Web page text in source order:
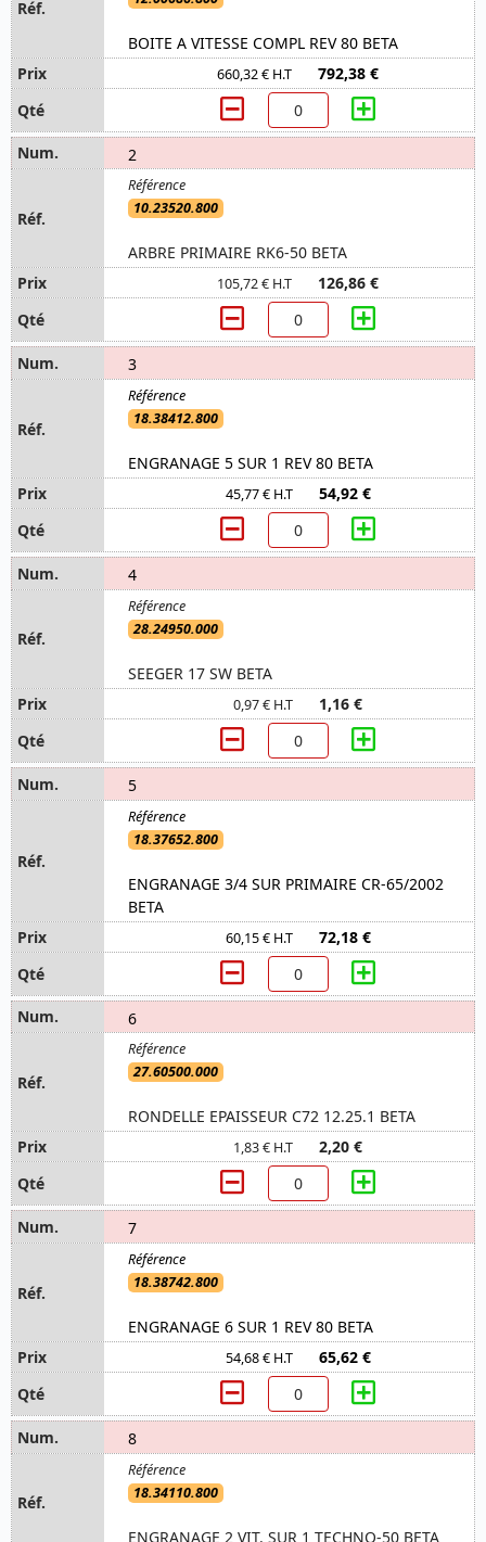
BOITE A VITESSE COMPL REV 80 BETA
660,32 € H.T 792,38 €
2
10.23520.800
ARBRE PRIMAIRE RK6-50 BETA
105,72 € H.T 126,86 €
3
18.38412.800
ENGRANAGE 5 SUR 1 REV 80 BETA
45,77 € H.T 54,92 €
4
28.24950.000
SEEGER 17 SW BETA
0,97 € H.T 1,16 €
5
18.37652.800
ENGRANAGE 3/4 SUR PRIMAIRE CR-65/2002
BETA
60,15 € H.T 72,18 €
6
27.60500.000
RONDELLE EPAISSEUR C72 12.25.1 BETA
1,83 € H.T 2,20 €
7
18.38742.800
ENGRANAGE 6 SUR 1 REV 80 BETA
54,68 € H.T 65,62 €
8
18.34110.800
ENGRANAGE 2 VIT. SUR 1 TECHNO-50 BETA